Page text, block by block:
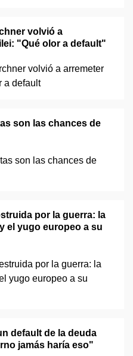
volvió a
"Qué olor a default"
son las chances de
por la guerra: la
el yugo europeo a su
default de la deuda
jamás haría eso"